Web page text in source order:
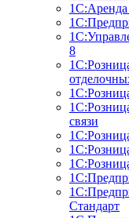
8
связи
Стандарт